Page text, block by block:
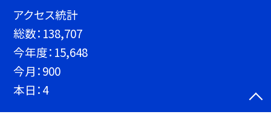
アクセス統計
総数： 138,707
今年度： 15,648
今月：900
本日：4